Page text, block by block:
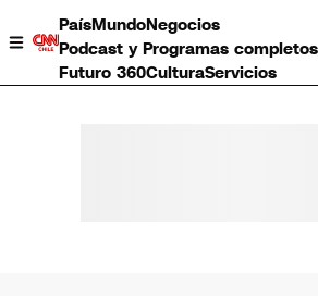
PaísMundoNegocios
Podcast y Programas completos
Futuro 360CulturaServicios